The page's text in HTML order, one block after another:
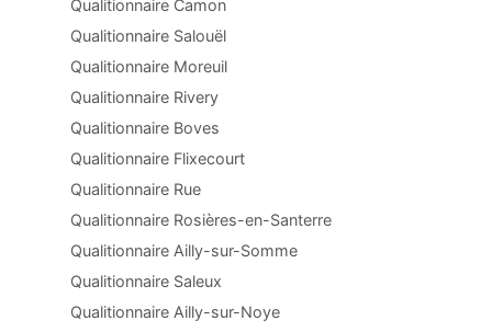
Qualitionnaire Camon
Qualitionnaire Salouël
Qualitionnaire Moreuil
Qualitionnaire Rivery
Qualitionnaire Boves
Qualitionnaire Flixecourt
Qualitionnaire Rue
Qualitionnaire Rosières-en-Santerre
Qualitionnaire Ailly-sur-Somme
Qualitionnaire Saleux
Qualitionnaire Ailly-sur-Noye